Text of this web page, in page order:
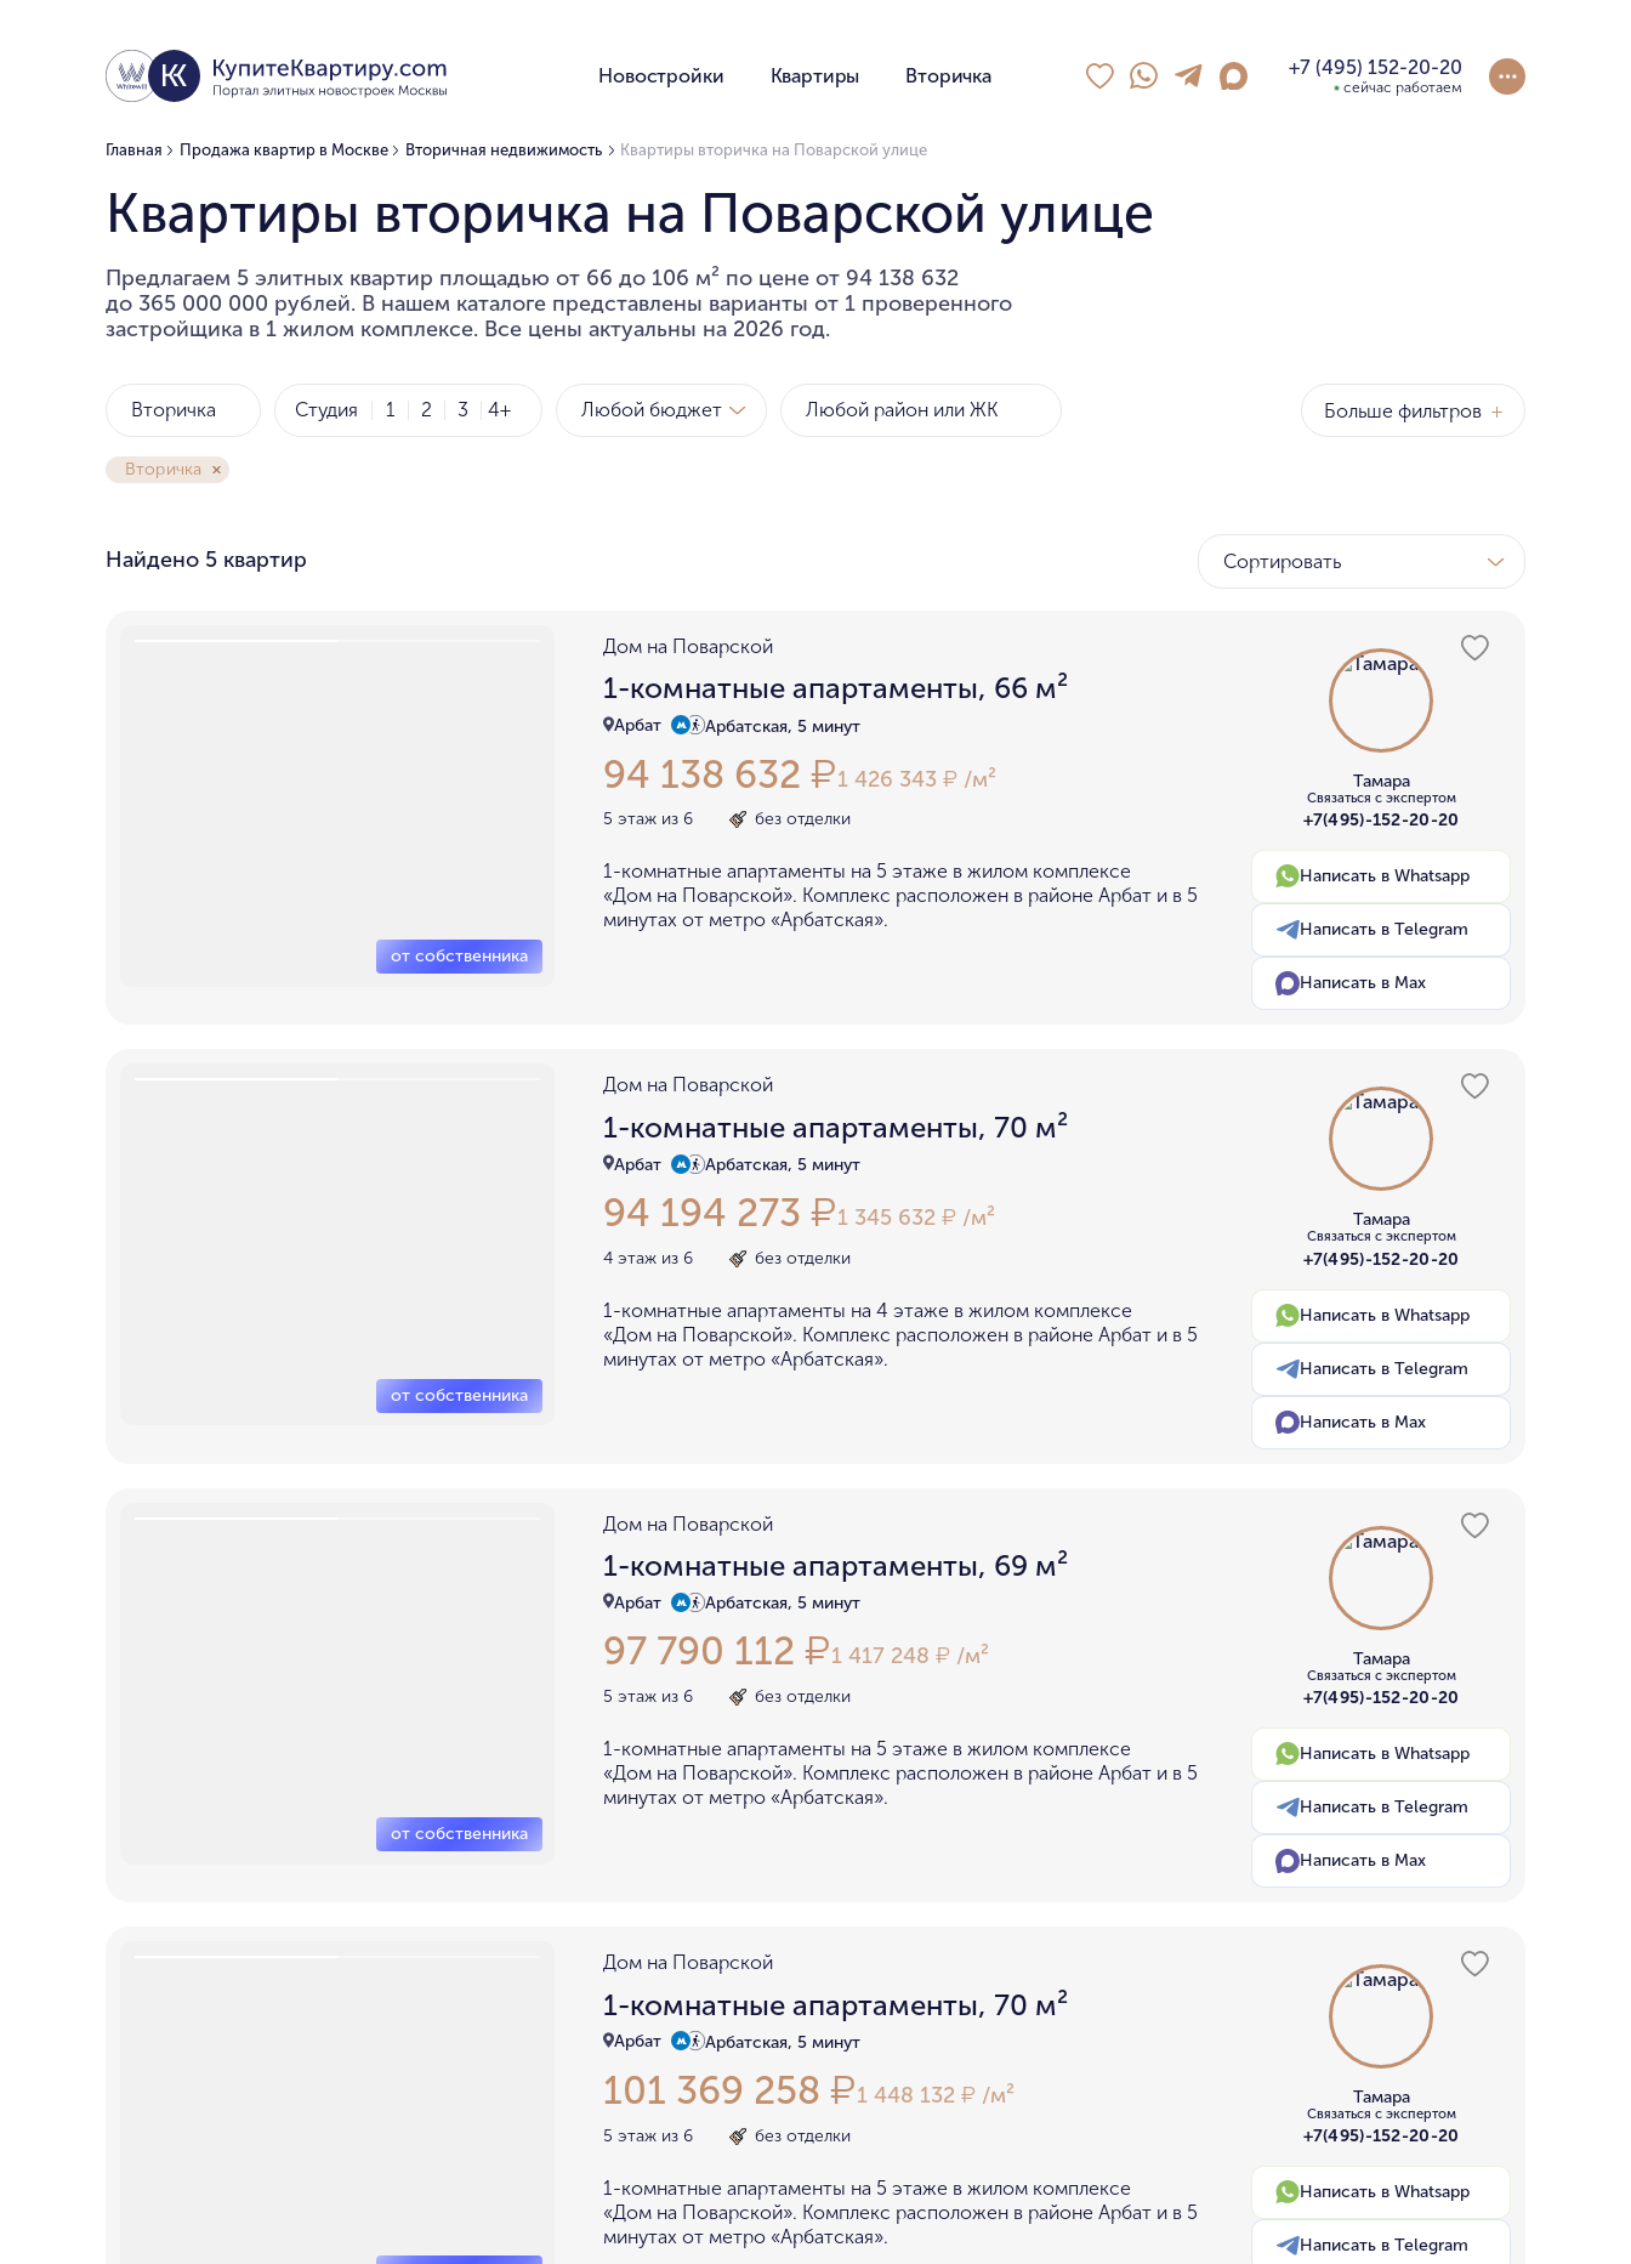
Новостройки Квартиры Вторичка +7 (495) 152-20-20
сейчас работаем
Главная Продажа квартир в Москве Вторичная недвижимость Квартиры вторичка на Поварской улице
Квартиры вторичка на Поварской улице
Предлагаем 5 элитных квартир площадью от 66 до 106 м² по цене от 94 138 632
до 365 000 000 рублей. В нашем каталоге представлены варианты от 1 проверенного
застройщика в 1 жилом комплексе. Все цены актуальны на 2026 год.
Вторичка Студия 1 2 3 4+ Любой бюджет
мин. цена
до 15 миллионов 15-30 миллионов
30-50 миллионов 50-70 миллионов
70-100 миллионов от 100 миллионов
у Кремля у воды
на Патриарших на Чистых
в Долине реки Сетунь
внутри Садового Кольца
Больше фильтров +
Вторичка
Найдено 5 квартир Сортировать
Дом на Поварской
1-комнатные апартаменты, 66 м²
Арбат Арбатская, 5 минут
94 138 632 ₽1 426 343 ₽ /м²
5 этаж из 6 без отделки
1-комнатные апартаменты на 5 этаже в жилом комплексе
«Дом на Поварской». Комплекс расположен в районе Арбат и в 5
минутах от метро «Арбатская».
Тамара
Связаться с экспертом
+7(495)-152-20-20
Написать в Whatsapp
Написать в Telegram
Написать в Max
Дом на Поварской
1-комнатные апартаменты, 70 м²
Арбат Арбатская, 5 минут
94 194 273 ₽1 345 632 ₽ /м²
4 этаж из 6 без отделки
1-комнатные апартаменты на 4 этаже в жилом комплексе
«Дом на Поварской». Комплекс расположен в районе Арбат и в 5
минутах от метро «Арбатская».
Тамара
Связаться с экспертом
+7(495)-152-20-20
Написать в Whatsapp
Написать в Telegram
Написать в Max
Дом на Поварской
1-комнатные апартаменты, 69 м²
Арбат Арбатская, 5 минут
97 790 112 ₽1 417 248 ₽ /м²
5 этаж из 6 без отделки
1-комнатные апартаменты на 5 этаже в жилом комплексе
«Дом на Поварской». Комплекс расположен в районе Арбат и в 5
минутах от метро «Арбатская».
Тамара
Связаться с экспертом
+7(495)-152-20-20
Написать в Whatsapp
Написать в Telegram
Написать в Max
Дом на Поварской
1-комнатные апартаменты, 70 м²
Арбат Арбатская, 5 минут
101 369 258 ₽1 448 132 ₽ /м²
5 этаж из 6 без отделки
1-комнатные апартаменты на 5 этаже в жилом комплексе
«Дом на Поварской». Комплекс расположен в районе Арбат и в 5
минутах от метро «Арбатская».
Тамара
Связаться с экспертом
+7(495)-152-20-20
Написать в Whatsapp
Написать в Telegram